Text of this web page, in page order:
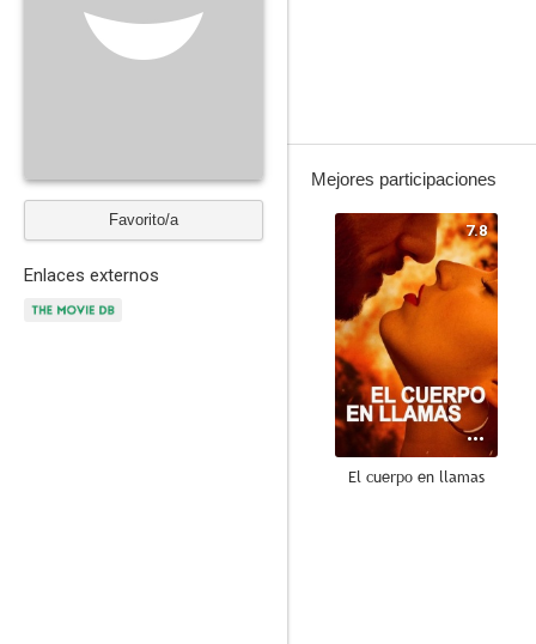
Favorito/a
Enlaces externos
Mejores participaciones
7.8
El cuerpo en llamas